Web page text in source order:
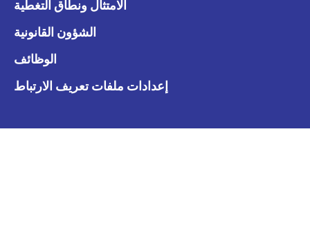
الامتثال ونطاق التغطية
الشؤون القانونية
الوظائف
إعدادات ملفات تعريف الارتباط